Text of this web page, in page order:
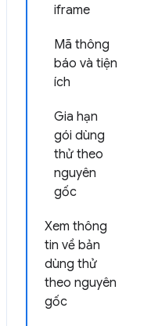
iframe
Mã thông
báo và tiện
ích
Gia hạn
gói dùng
thử theo
nguyên
gốc
Xem thông
tin về bản
dùng thử
theo nguyên
gốc